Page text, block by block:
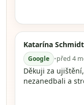
Katarína
Google •před 4
Děkuji za
nezanedbali a